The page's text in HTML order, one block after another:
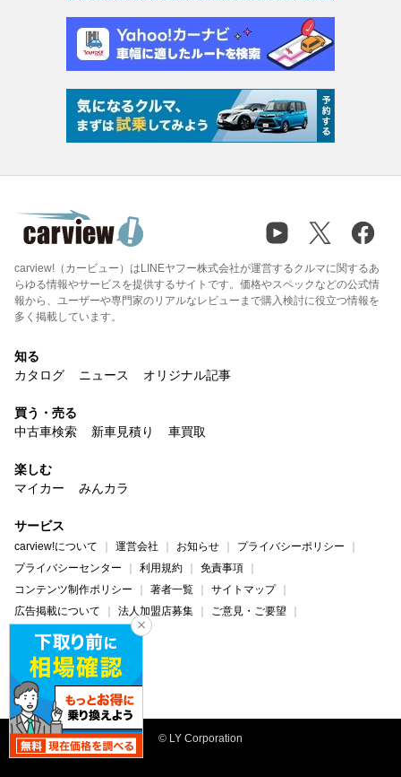
carview!（カービュー）はLINEヤフー株式会社が運営するクルマに関するあ
らゆる情報やサービスを提供するサイトです。価格やスペックなどの公式情
報から、ユーザーや専門家のリアルなレビューまで購入検討に役立つ情報を
多く掲載しています。
知る
カタログ
ニュース オリジナル記事
買う・売る
中古車検索
新車見積り 車買取
楽しむ
マイカー
みんカラ
サービス
carview!について 運営会社 お知らせ
プライバシーポリシー
プライバシーセンター
利用規約
免責事項
コンテンツ制作ポリシー
著者一覧
サイトマップ
広告掲載について
法人加盟店募集
ご意見・ご要望
ヘルプ・お問い合わせ
carview! Yahoo! JAPAN
© LY Corporation